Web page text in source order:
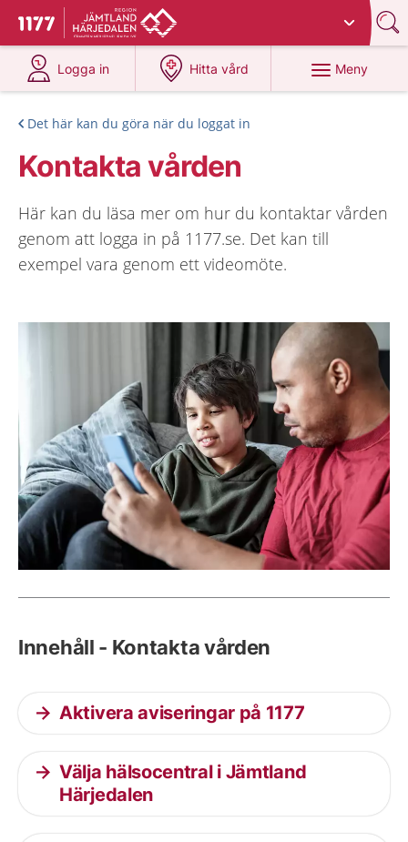
Till startsidan för 1177
Du har valt region
Logga in
på 1177.se
Hitta vård
på 1177.se
Meny
Det här kan du göra när du loggat in
Kontakta vården
Här kan du läsa mer om hur du kontaktar vården
genom att logga in på 1177.se. Det kan till
exempel vara genom ett videomöte.
Innehåll - Kontakta vården
Aktivera aviseringar på 1177
Välja hälsocentral i Jämtland
Härjedalen